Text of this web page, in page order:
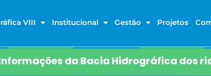
VIII Institucional Gestão Projetos
da Bacia Hidrográfica dos